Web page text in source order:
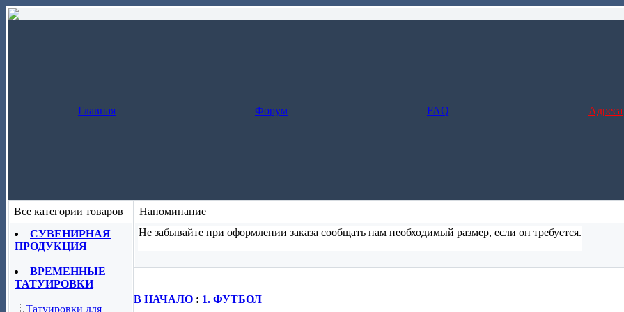
Главная Форум FAQ Адреса
Все категории товаров
СУВЕНИРНАЯ
ПРОДУКЦИЯ
ВРЕМЕННЫЕ
ТАТУИРОВКИ
Татуировки для
Напоминание
Не забывайте при оформлении заказа сообщать нам необходимый размер, если он требуется.
В НАЧАЛО : 1. ФУТБОЛ